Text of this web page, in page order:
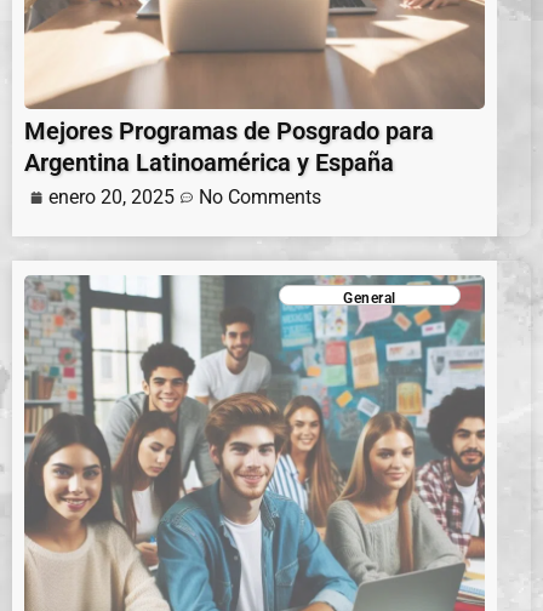
Mejores Programas de Posgrado para
Argentina Latinoamérica y España
enero 20, 2025 No Comments
General